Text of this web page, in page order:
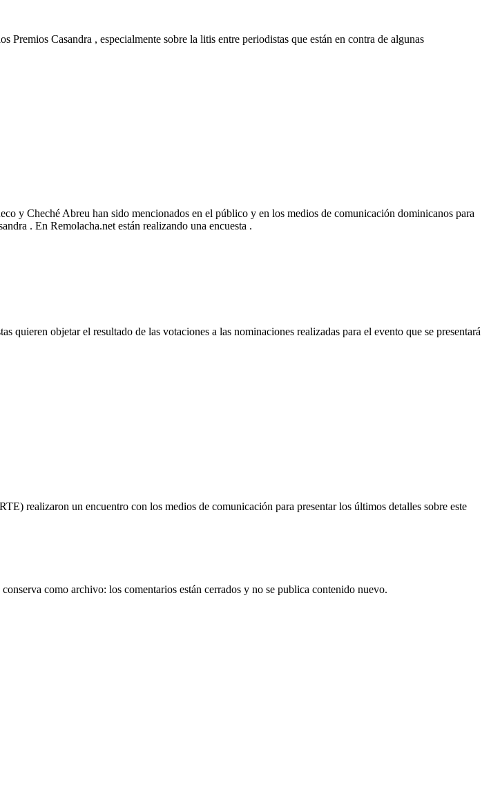
Casandra , especialmente sobre la litis entre periodistas que están en contra de algunas
y Cheché Abreu han sido mencionados en el público y en los medios de comunicación dominicanos para
. En Remolacha.net están realizando una encuesta .
objetar el resultado de las votaciones a las nominaciones realizadas para el evento que se presentará
realizaron un encuentro con los medios de comunicación para presentar los últimos detalles sobre este
como archivo: los comentarios están cerrados y no se publica contenido nuevo.